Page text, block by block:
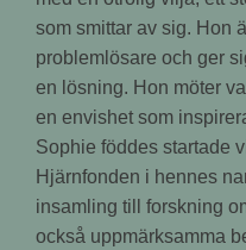
som smittar av sig. Hon
problemlösare och ger
en lösning. Hon möter
en envishet som
Sophie föddes startade
Hjärnfonden i hennes
insamling till forskning
också uppmärksamma